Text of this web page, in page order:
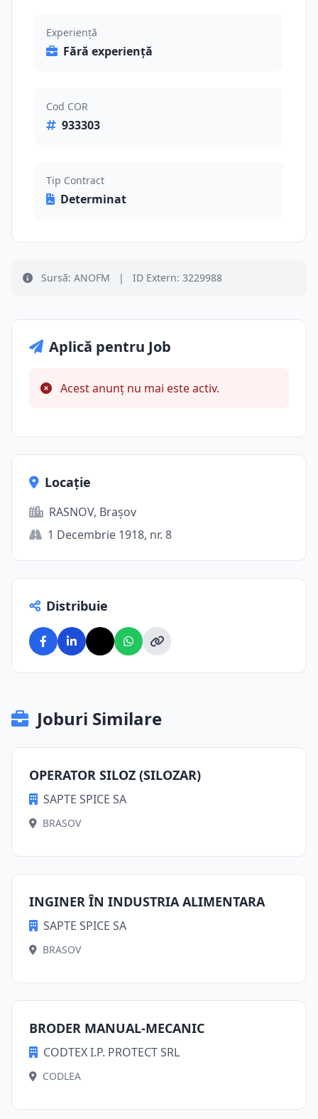
Experiență
Fără experiență
Cod COR
933303
Tip Contract
Determinat
Sursă: ANOFM | ID Extern: 3229988
Aplică pentru Job
Acest anunț nu mai este activ.
Locație
RASNOV, Brașov
1 Decembrie 1918, nr. 8
Distribuie
Joburi Similare
OPERATOR SILOZ (SILOZAR)
SAPTE SPICE SA
BRASOV
INGINER ÎN INDUSTRIA ALIMENTARA
SAPTE SPICE SA
BRASOV
BRODER MANUAL-MECANIC
CODTEX I.P. PROTECT SRL
CODLEA